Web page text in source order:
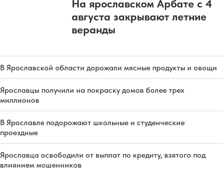
На ярославском Арбате с 4
августа закрывают летние
веранды
В Ярославской области дорожали мясные продукты и овощи
Ярославцы получили на покраску домов более трех
миллионов
В Ярославле подорожают школьные и студенческие
проездные
Ярославца освободили от выплат по кредиту, взятого под
влиянием мошенников